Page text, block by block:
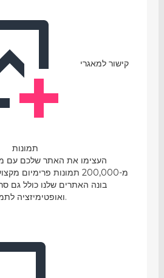
קישור למאגרי
תמונות
העצימו את האתר שלכם עם
מ-200,000 תמונות פרימיום
בונה האתרים שלנו כולל גם
ואופטימיזציה לתמונות.